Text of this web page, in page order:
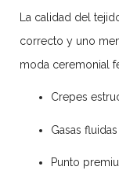
La calidad del
correcto y uno
moda ceremonial
Crepes
Gasas
Punto